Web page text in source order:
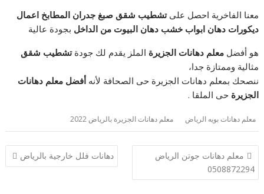
معنا الفاخرية احصل علىتشطيب شقق صبغ جدران المطابخ اعمال
ديكورات دهان ابواب خشب دهان البيوت من الداخل بجودة عالية
هو أفضلمعلم دهانات الجزيرة الملز يقدم لك جودةتشطيب شقق
مثالية وممتازة جدا،
ننصحك بمعلم دهانات الجزيرة حى الصحافة لأنهأفضل معلم دهانات
الجزيرة حى الملقا .
معلم دهانات بويه الرياض معلم دهانات الجزيرة بالرياض 2022
تصفّح
المقالات
معلم دهانات جوتن الرياض
0508872294
دهانات فلل خارجية بالرياض